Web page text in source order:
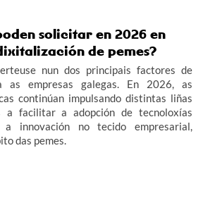
solicitar en 2026 en
de pemes?
nun dos principais factores de
as empresas galegas. En 2026, as
continúan impulsando distintas liñas
a facilitar a adopción de tecnoloxías
innovación no tecido empresarial,
das pemes.